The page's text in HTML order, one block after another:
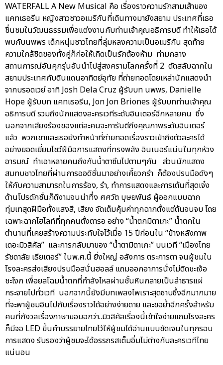
WATERFALL A New Musical คือ เรื่องราวความรักสามเส้าของ
แคทเธอรีน หญิงสาวชาวอเมริกันที่เดินทางมายังสยาม ประเทศที่เธอ
ชื่นชมในวัฒนธรรมเพื่อแต่งงานกับท่านเจ้าคุณอธิการบดี ทำให้เธอได้
พบกับนพพร เด็กหนุ่มชาวไทยที่ลุ่มหลงความเป็นอเมริกัน สุดท้าย
ความใกล้ชิดของทั้งคู่ก็ก่อให้เกิดเป็นรักต้องห้าม ท่ามกลาง
สถานการณ์อันคุกรุ่นอันนำไปสู่สงครามโลกครั้งที่ 2 ตัดสลับฉากใน
สยามประเทศกับดินแดนอาทิตย์อุทัย ที่ถ่ายทอดโดยเหล่านักแสดงนำ
จากบรอดเวย์ อาทิ Josh Dela Cruz ผู้รับบท นพพร, Danielle
Hope ผู้รับบท แคทเธอรีน, Jon Jon Briones ผู้รับบทท่านเจ้าคุณ
อธิการบดี รวมถึงนักแสดงละครเวทีระดับอินเตอร์อีกหลายคน ซึ่ง
นอกจากเสียงร้องของแต่ละคนจะการันตีถึงคุณภาพระดับอินเตอร์
แล้ว พวกเขาและเธอยังทำหน้าที่ถ่ายทอดเรื่องราวเข้าถึงตัวละครได้
อย่างยอดเยี่ยมโชว์ฝีมือการแสดงที่ทรงพลัง อินเนอร์แน่นในทุกห้วง
อารมณ์ ทำเอาหลายคนถึงกับน้ำตาซึมไปตามๆกัน ส่วนนักแสดง
สมทบชาวไทยที่ผ่านการออดิชั่นมาอย่างเคี้ยวกรำ ก็ต้องปรบมือดังๆ
ให้กับความสามารถในการร้อง, รำ, ทำการแสดงและการเต้นที่สุดเจ๋ง
ด้านโปรดักชั่นก็ดีงามจนน่าทึ่ง ศศวัต บุษยพันธ์ ผู้ออกแบบฉาก
ทุ่มเทสุดฝีมือทั้งแสงสี, เสียง จัดเต็มคุ้มค่าทุกฉากตั้งแต่ต้นจนจบ โดย
เฉพาะฉากไฮไลท์ที่ทุกคนตั้งตารอ อย่าง “น้ำตกมิตาเกะ” น้ำตกใน
ตำนานที่เคยสร้างความประทับใจไว้เมื่อ 15 ปีก่อนใน “ข้างหลังภาพ
เดอะมิวสิคัล” และการกลับมาของ “น้ำตามิตาเกะ” บนเวที “เมืองไทย
รัชดาลัย เธียเตอร์” ในพ.ศ.นี้ ยิ่งใหญ่ อลังการ ตระการตา จนผู้ชมใน
โรงละครส่งเสียงปรบมือสนั่นฮอลล์ แถมออกอาการนั่งไม่ติดชะเง้อ
ชะโงก เพื่อยลโฉมน้ำตกที่กำลังไหลผ่านชั้นหินกลายเป็นลำธารแผ่
กระจายไปทั่วเวที นอกจากนี้ยังมีบทเพลงไพเราะสุดซาบซึ้งอีกมากมาย
ที่จะพาผู้ชมอินไปกับเรื่องราวได้อย่างง่ายดาย และขอย้ำอีกครั้งสำหรับ
คนที่กังวลเรื่องภาษาขอบอกว่า..มิวสิคัลเรื่องนี้เข้าใจง่ายแถมโรงละคร
ก็มีจอ LED ขึ้นคำบรรยายไทยไว้ให้ผู้ชมได้อ่านแบบชัดเจนในทุกรอบ
การแสดง รับรองว่าผู้ชมจะได้อรรถรสเต็มอิ่มไม่ต่างกับละครเวทีไทย
แน่นอน